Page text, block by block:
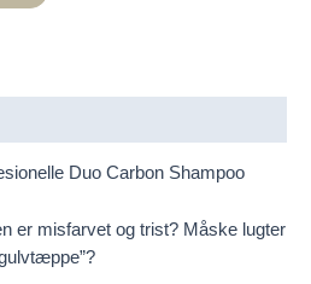
Duo Carbon Shampoo
er misfarvet og trist? Måske lugter